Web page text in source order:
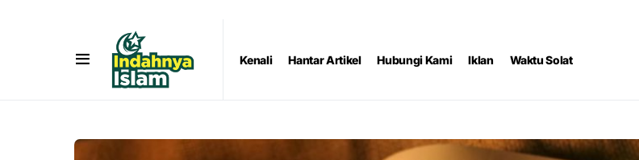
Kenali Hantar Artikel Hubungi Kami Iklan Waktu Solat